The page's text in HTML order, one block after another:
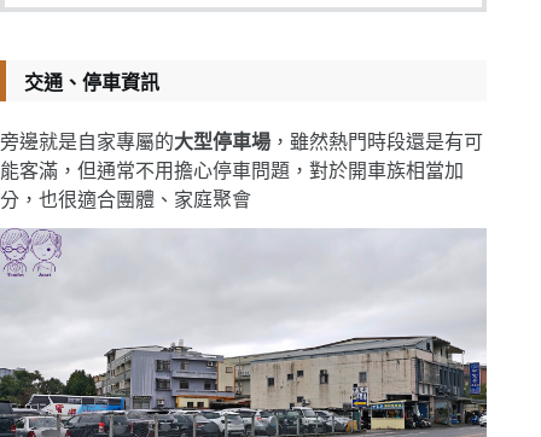
交通、停車資訊
旁邊就是自家專屬的大型停車場 ，雖然熱門時段還是有可
能客滿，但通常不用擔心停車問題，對於開車族相當加
分，也很適合團體、家庭聚會